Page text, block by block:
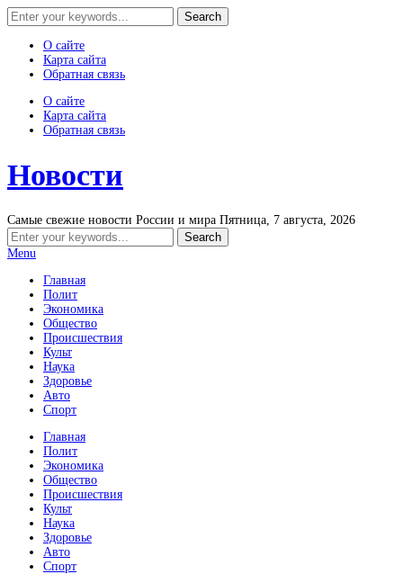
О сайте
Карта сайта
Обратная связь
О сайте
Карта сайта
Обратная связь
Новости
Самые свежие новости России и мира Пятница, 7 августа, 2026
Menu
Главная
Полит
Экономика
Общество
Происшествия
Культ
Наука
Здоровье
Авто
Спорт
Главная
Полит
Экономика
Общество
Происшествия
Культ
Наука
Здоровье
Авто
Спорт